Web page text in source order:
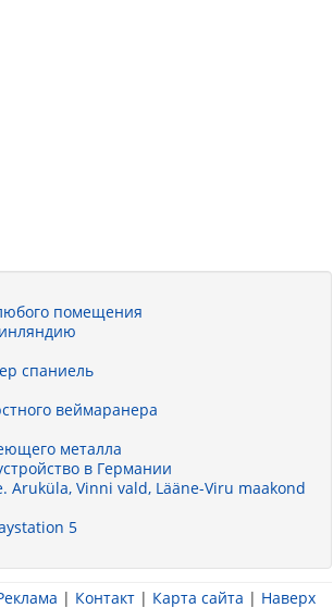
помещения
спаниель
веймаранера
металла
в Германии
Aruküla, Vinni vald, Lääne-Viru maakond
5
| Контакт | Карта сайта | Наверх